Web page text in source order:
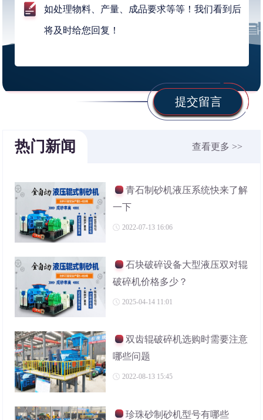
提交留言
热门新闻 查看更多 >>
青石制砂机液压系统快来了解
一下
2022-07-13 16:06
石块破碎设备大型液压双对辊
破碎机价格多少？
2025-04-14 11:01
双齿辊破碎机选购时需要注意
哪些问题
2022-08-13 15:45
珍珠砂制砂机型号有哪些